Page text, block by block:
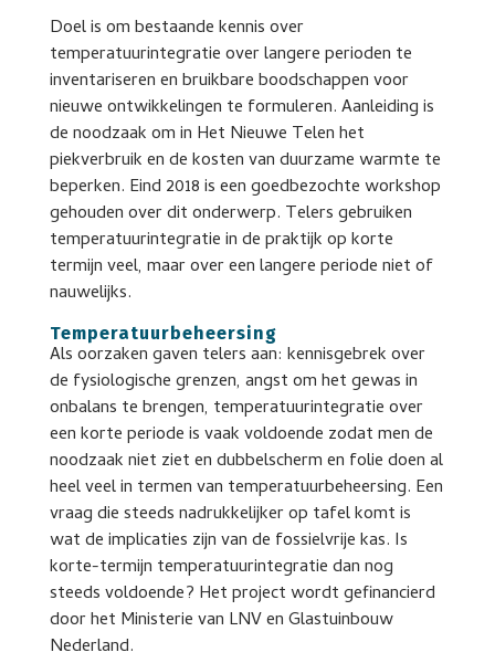
Doel is om bestaande kennis over
temperatuurintegratie over langere perioden te
inventariseren en bruikbare boodschappen voor
nieuwe ontwikkelingen te formuleren. Aanleiding is
de noodzaak om in Het Nieuwe Telen het
piekverbruik en de kosten van duurzame warmte te
beperken. Eind 2018 is een goedbezochte workshop
gehouden over dit onderwerp. Telers gebruiken
temperatuurintegratie in de praktijk op korte
termijn veel, maar over een langere periode niet of
nauwelijks.
Temperatuurbeheersing
Als oorzaken gaven telers aan: kennisgebrek over
de fysiologische grenzen, angst om het gewas in
onbalans te brengen, temperatuurintegratie over
een korte periode is vaak voldoende zodat men de
noodzaak niet ziet en dubbelscherm en folie doen al
heel veel in termen van temperatuurbeheersing. Een
vraag die steeds nadrukkelijker op tafel komt is
wat de implicaties zijn van de fossielvrije kas. Is
korte-termijn temperatuurintegratie dan nog
steeds voldoende? Het project wordt gefinancierd
door het Ministerie van LNV en Glastuinbouw
Nederland.